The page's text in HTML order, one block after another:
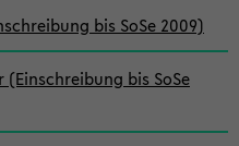
bis SoSe 2009)
bis SoSe